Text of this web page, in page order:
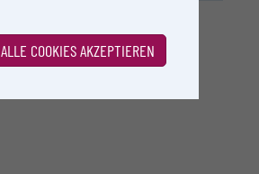
ALLE COOKIES AKZEPTIEREN